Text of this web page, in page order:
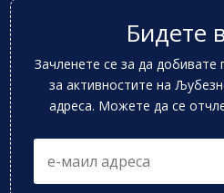
Бидете
Зачленете се за да
за активностите на
адреса. Можете да се